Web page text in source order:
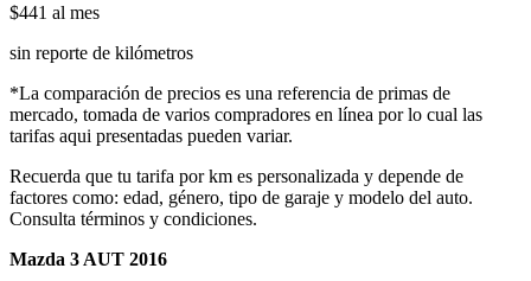
$441 al mes
sin reporte de kilómetros
*La comparación de precios es una referencia de primas de
mercado, tomada de varios compradores en línea por lo cual las
tarifas aqui presentadas pueden variar.
Recuerda que tu tarifa por km es personalizada y depende de
factores como: edad, género, tipo de garaje y modelo del auto.
Consulta términos y condiciones.
Mazda 3 AUT 2016